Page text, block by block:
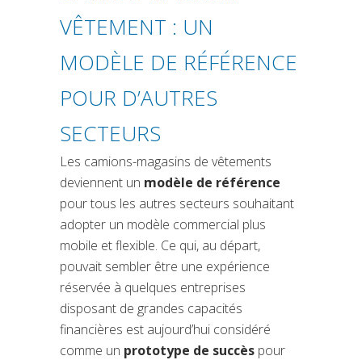
VÊTEMENT : UN
MODÈLE DE RÉFÉRENCE
POUR D’AUTRES
SECTEURS
Les camions-magasins de vêtements
deviennent un modèle de référence
pour tous les autres secteurs souhaitant
adopter un modèle commercial plus
mobile et flexible. Ce qui, au départ,
pouvait sembler être une expérience
réservée à quelques entreprises
disposant de grandes capacités
financières est aujourd’hui considéré
comme un prototype de succès pour